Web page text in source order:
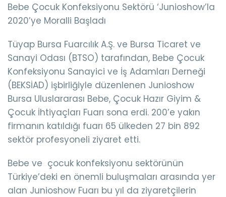
Bebe Çocuk Konfeksiyonu Sektörü ‘Junioshow’la
2020’ye Moralli Başladı
Tüyap Bursa Fuarcılık A.Ş. ve Bursa Ticaret ve
Sanayi Odası (BTSO) tarafından, Bebe Çocuk
Konfeksiyonu Sanayici ve İş Adamları Derneği
(BEKSİAD) işbirliğiyle düzenlenen Junioshow
Bursa Uluslararası Bebe, Çocuk Hazır Giyim &
Çocuk İhtiyaçları Fuarı sona erdi. 200’e yakın
firmanın katıldığı fuarı 65 ülkeden 27 bin 892
sektör profesyoneli ziyaret etti.
Bebe ve çocuk konfeksiyonu sektörünün
Türkiye’deki en önemli buluşmaları arasında yer
alan Junioshow Fuarı bu yıl da ziyaretçilerin